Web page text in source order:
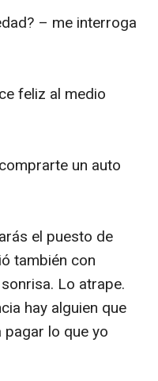
– me interroga
feliz al medio
un auto
el puesto de
también con
Lo atrape.
hay alguien que
lo que yo